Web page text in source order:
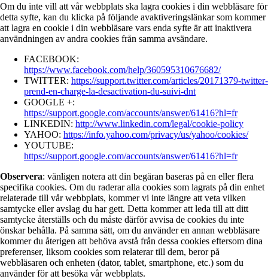
Om du inte vill att vår webbplats ska lagra cookies i din webbläsare för
detta syfte, kan du klicka på följande avaktiveringslänkar som kommer
att lagra en cookie i din webbläsare vars enda syfte är att inaktivera
användningen av andra cookies från samma avsändare.
FACEBOOK:
https://www.facebook.com/help/360595310676682/
TWITTER: https://support.twitter.com/articles/20171379-twitter-
prend-en-charge-la-desactivation-du-suivi-dnt
GOOGLE +:
https://support.google.com/accounts/answer/61416?hl=fr
LINKEDIN: http://www.linkedin.com/legal/cookie-policy
YAHOO: https://info.yahoo.com/privacy/us/yahoo/cookies/
YOUTUBE:
https://support.google.com/accounts/answer/61416?hl=fr
Observera: vänligen notera att din begäran baseras på en eller flera
specifika cookies. Om du raderar alla cookies som lagrats på din enhet
relaterade till vår webbplats, kommer vi inte längre att veta vilken
samtycke eller avslag du har gett. Detta kommer att leda till att ditt
samtycke återställs och du måste därför avvisa de cookies du inte
önskar behålla. På samma sätt, om du använder en annan webbläsare
kommer du återigen att behöva avstå från dessa cookies eftersom dina
preferenser, liksom cookies som relaterar till dem, beror på
webbläsaren och enheten (dator, tablet, smartphone, etc.) som du
använder för att besöka vår webbplats.